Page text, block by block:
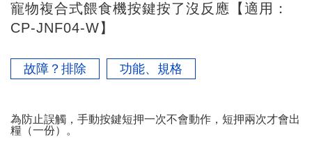
寵物複合式餵食機按鍵按了沒反應【適用：
CP-JNF04-W】
故障？排除 功能、規格
為防止誤觸，手動按鍵短押一次不會動作，短押兩次才會出
糧（一份）。